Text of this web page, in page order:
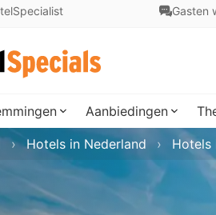
Gasten
Aanbiedingen
Hotels in Nederland Hotels